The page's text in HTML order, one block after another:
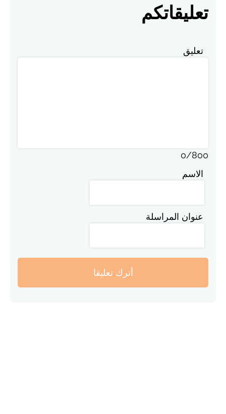
تعليقاتكم
تعليق
0/800
الاسم
عنوان المراسلة
أترك تعليقا